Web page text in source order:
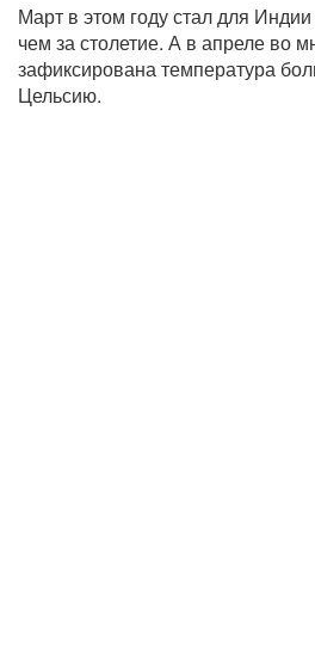
Март в этом году стал для
чем за столетие. А в апреле во
зафиксирована температура
Цельсию.